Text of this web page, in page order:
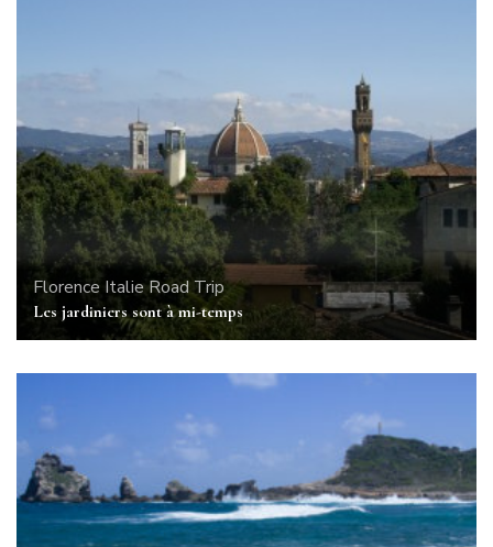
Florence ItalieRoad Trip
Les jardiniers sont à mi-temps